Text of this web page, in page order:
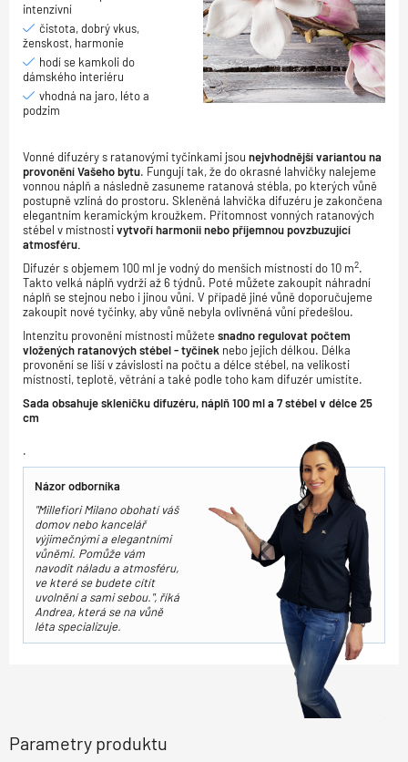
intenzívní
čistota, dobrý vkus,
ženskost, harmonie
hodí se kamkoli do
dámského interiéru
vhodná na jaro, léto a
podzim
Vonné difuzéry s ratanovými tyčinkami jsou nejvhodnější variantou na
provonění Vašeho bytu. Fungují tak, že do okrasné lahvičky nalejeme
vonnou náplň a následně zasuneme ratanová stébla, po kterých vůně
postupně vzlíná do prostoru. Skleněná lahvička difuzéru je zakončena
elegantním keramickým kroužkem. Přítomnost vonných ratanových
stébel v místnostivytvoří harmonii nebo příjemnou povzbuzující
atmosféru.
Difuzér s objemem 100 ml je vodný do menších místností do 10 m2.
Takto velká náplň vydrží až 6 týdnů. Poté můžete zakoupit náhradní
náplň se stejnou nebo i jinou vůní. V případě jiné vůně doporučujeme
zakoupit nové tyčinky, aby vůně nebyla ovlivněná vůní předešlou.
Intenzitu provonění místnosti můžetesnadno regulovat počtem
vložených ratanových stébel - tyčinek nebo jejich délkou. Délka
provonění se liší v závislosti na počtu a délce stébel, na velikosti
místnosti, teplotě, větrání a také podle toho kam difuzér umístíte.
Sada obsahuje skleničku difuzéru, náplň 100 ml a 7 stébel v délce 25
cm
.
Názor odborníka
"Millefiori Milano obohatí váš
domov nebo kancelář
výjimečnými a elegantními
vůněmi. Pomůže vám
navodit náladu a atmosféru,
ve které se budete cítít
uvolnění a sami sebou.", říká
Andrea, která se na vůně
léta specializuje.
Parametry produktu